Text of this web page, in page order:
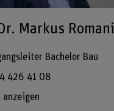
Markus Romani
Bachelor Bau
426 41 08
anzeigen